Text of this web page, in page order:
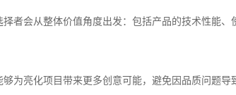
者会从整体价值角度出发：包括产品的技术性能
为亮化项目带来更多创意可能，避免因品质问题导